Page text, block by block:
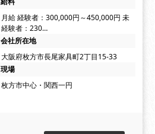
月給 経験者：300,000円～450,000円 未
経験者：230…
会社所在地
大阪府枚方市長尾家具町2丁目15-33
現場
枚方市中心・関西一円